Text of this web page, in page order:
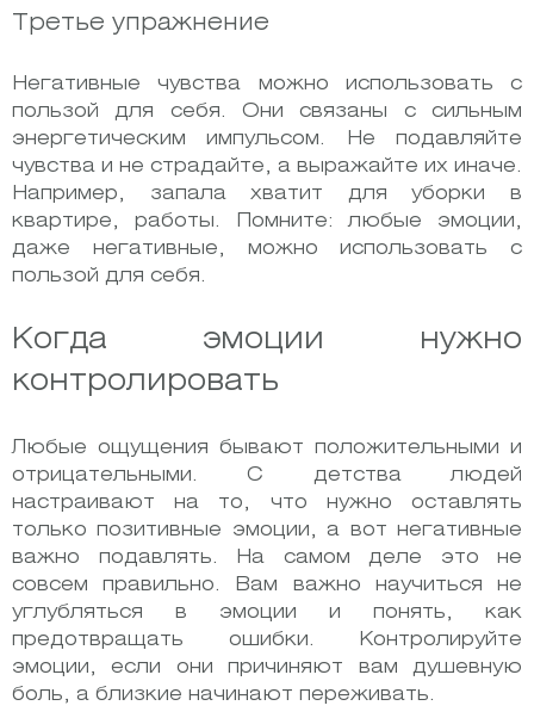
Третье упражнение
Негативные чувства можно использовать с
пользой для себя. Они связаны с сильным
энергетическим импульсом. Не подавляйте
чувства и не страдайте, а выражайте их иначе.
Например, запала хватит для уборки в
квартире, работы. Помните: любые эмоции,
даже негативные, можно использовать с
пользой для себя.
Когда эмоции нужно
контролировать
Любые ощущения бывают положительными и
отрицательными. С детства людей
настраивают на то, что нужно оставлять
только позитивные эмоции, а вот негативные
важно подавлять. На самом деле это не
совсем правильно. Вам важно научиться не
углубляться в эмоции и понять, как
предотвращать ошибки. Контролируйте
эмоции, если они причиняют вам душевную
боль, а близкие начинают переживать.